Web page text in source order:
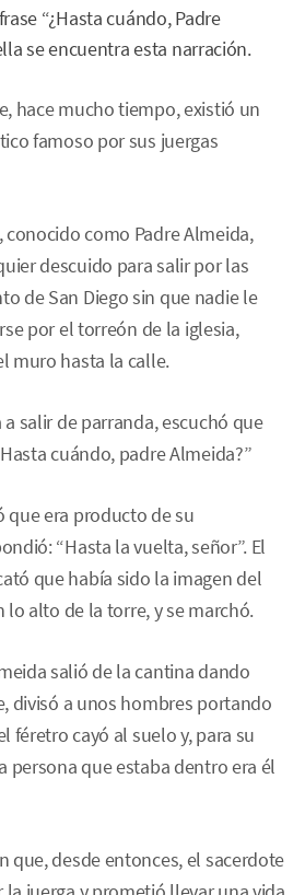
“¿Hasta cuándo, Padre
se encuentra esta narración.
hace mucho tiempo, existió un
famoso por sus juergas
conocido como Padre Almeida,
descuido para salir por las
de San Diego sin que nadie le
por el torreón de la iglesia,
muro hasta la calle.
salir de parranda, escuchó que
cuándo, padre Almeida?”
que era producto de su
“Hasta la vuelta, señor”. El
que había sido la imagen del
lo alto de la torre, y se marchó.
salió de la cantina dando
divisó a unos hombres portando
féretro cayó al suelo y, para su
persona que estaba dentro era él
que, desde entonces, el sacerdote